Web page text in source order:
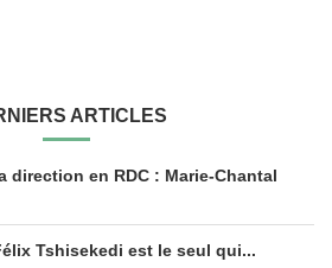
ARTICLES
direction en RDC : Marie-Chantal
Tshisekedi est le seul qui...